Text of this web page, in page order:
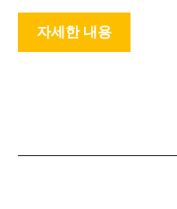
자세한 내용